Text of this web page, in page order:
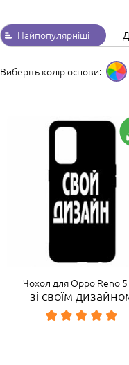
Найпопулярніщі
Виберіть колір основи:
Чохол для Oppo Reno 5
зі своїм